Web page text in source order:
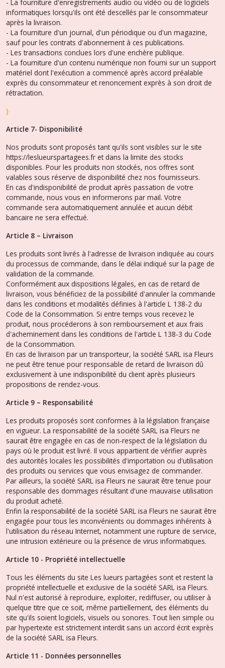
- La fourniture d'enregistrements audio ou vidéo ou de logiciels
informatiques lorsqu'ils ont été descellés par le consommateur
après la livraison.
- La fourniture d'un journal, d'un périodique ou d'un magazine,
sauf pour les contrats d'abonnement à ces publications.
- Les transactions conclues lors d'une enchère publique.
- La fourniture d'un contenu numérique non fourni sur un support
matériel dont l'exécution a commencé après accord préalable
exprès du consommateur et renoncement exprès à son droit de
rétractation.
}
Article 7- Disponibilité
Nos produits sont proposés tant qu'ils sont visibles sur le site
https://leslueurspartagees.fr et dans la limite des stocks
disponibles. Pour les produits non stockés, nos offres sont
valables sous réserve de disponibilité chez nos fournisseurs.
En cas d'indisponibilité de produit après passation de votre
commande, nous vous en informerons par mail. Votre
commande sera automatiquement annulée et aucun débit
bancaire ne sera effectué.
Article 8 – Livraison
Les produits sont livrés à l'adresse de livraison indiquée au cours
du processus de commande, dans le délai indiqué sur la page de
validation de la commande.
Conformément aux dispositions légales, en cas de retard de
livraison, vous bénéficiez de la possibilité d'annuler la commande
dans les conditions et modalités définies à l'article L 138-2 du
Code de la Consommation. Si entre temps vous recevez le
produit, nous procéderons à son remboursement et aux frais
d'acheminement dans les conditions de l'article L 138-3 du Code
de la Consommation.
En cas de livraison par un transporteur, la société SARL isa Fleurs
ne peut être tenue pour responsable de retard de livraison dû
exclusivement à une indisponibilité du client après plusieurs
propositions de rendez-vous.
Article 9 – Responsabilité
Les produits proposés sont conformes à la législation française
en vigueur. La responsabilité de la société SARL isa Fleurs ne
saurait être engagée en cas de non-respect de la législation du
pays où le produit est livré. Il vous appartient de vérifier auprès
des autorités locales les possibilités d'importation ou d'utilisation
des produits ou services que vous envisagez de commander.
Par ailleurs, la société SARL isa Fleurs ne saurait être tenue pour
responsable des dommages résultant d'une mauvaise utilisation
du produit acheté.
Enfin la responsabilité de la société SARL isa Fleurs ne saurait être
engagée pour tous les inconvénients ou dommages inhérents à
l'utilisation du réseau Internet, notamment une rupture de service,
une intrusion extérieure ou la présence de virus informatiques.
Article 10 - Propriété intellectuelle
Tous les éléments du site Les lueurs partagées sont et restent la
propriété intellectuelle et exclusive de la société SARL isa Fleurs.
Nul n'est autorisé à reproduire, exploiter, rediffuser, ou utiliser à
quelque titre que ce soit, même partiellement, des éléments du
site qu'ils soient logiciels, visuels ou sonores. Tout lien simple ou
par hypertexte est strictement interdit sans un accord écrit exprès
de la société SARL isa Fleurs.
Article 11 - Données personnelles